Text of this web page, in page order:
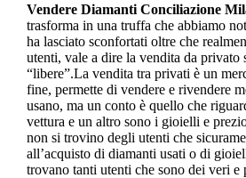
Vendere Diamanti Conciliazione
trasforma in una truffa che abbiamo
ha lasciato sconfortati oltre che
utenti, vale a dire la vendita da privato
“libere”.La vendita tra privati è un
fine, permette di vendere e rivendere
usano, ma un conto è quello che
vettura e un altro sono i gioielli e
non si trovino degli utenti che
all’acquisto di diamanti usati o di
trovano tanti utenti che sono dei veri